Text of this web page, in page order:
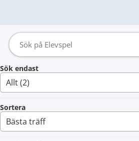
Sök endast
Sortera